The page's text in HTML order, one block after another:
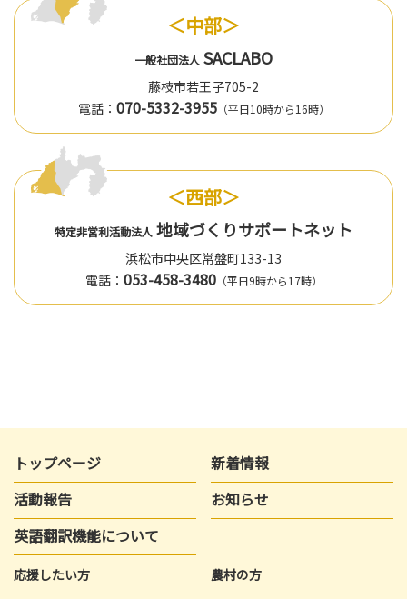
＜中部＞
一般社団法人 SACLABO
藤枝市若王子705-2
電話： 070-5332-3955（平日10時から16時）
＜西部＞
特定非営利活動法人 地域づくりサポートネット
浜松市中央区常盤町133-13
電話： 053-458-3480（平日9時から17時）
トップページ
新着情報
活動報告
お知らせ
英語翻訳機能について
応援したい方
農村の方